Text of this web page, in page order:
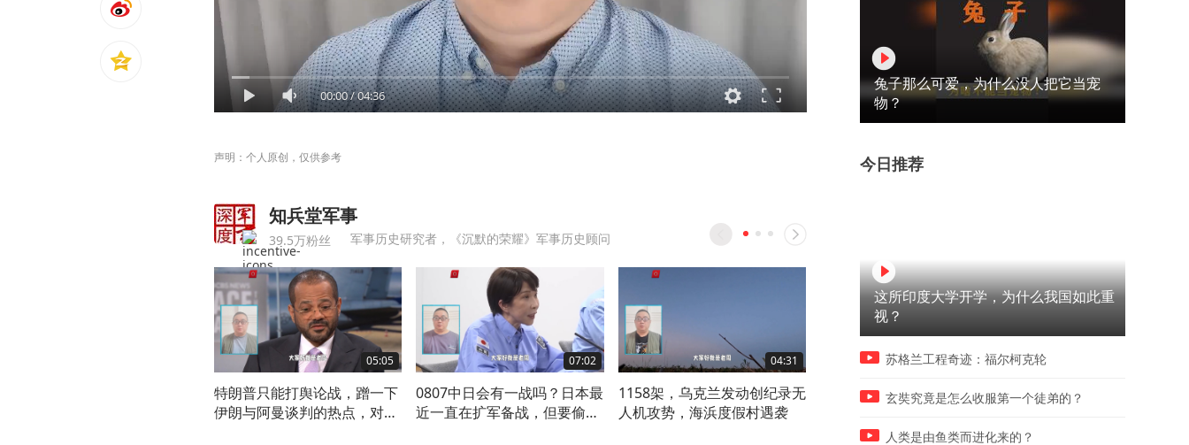
00:00/04:36
声明：个人原创，仅供参考
知兵堂军事
39.5万粉丝 军事历史研究者，《沉默的荣耀》军事历史顾问
05:05
特朗普只能打舆论战，蹭一下
伊朗与阿曼谈判的热点，对海
07:02
0807中日会有一战吗？日本最
近一直在扩军备战，但要偷袭
04:31
1158架，乌克兰发动创纪录无
人机攻势，海浜度假村遇袭
07:01
0805美国退出援乌小组，彻底
0803莫斯科餐厅爆炸，目标
将
兔子那么可爱，为什么没人把它当宠
物？
今日推荐
这所印度大学开学，为什么我国如此重
视？
苏格兰工程奇迹：福尔柯克轮
玄奘究竟是怎么收服第一个徒弟的？
人类是由鱼类而进化来的？